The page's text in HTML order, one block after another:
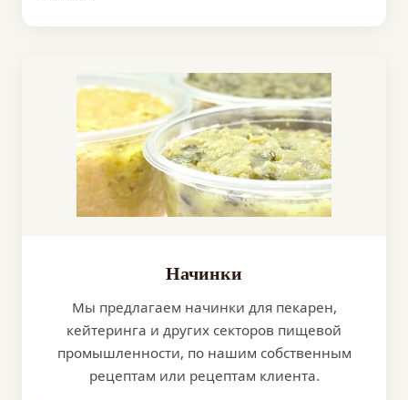
Начинки
Мы предлагаем начинки для пекарен,
кейтеринга и других секторов пищевой
промышленности, по нашим собственным
рецептам или рецептам клиента.